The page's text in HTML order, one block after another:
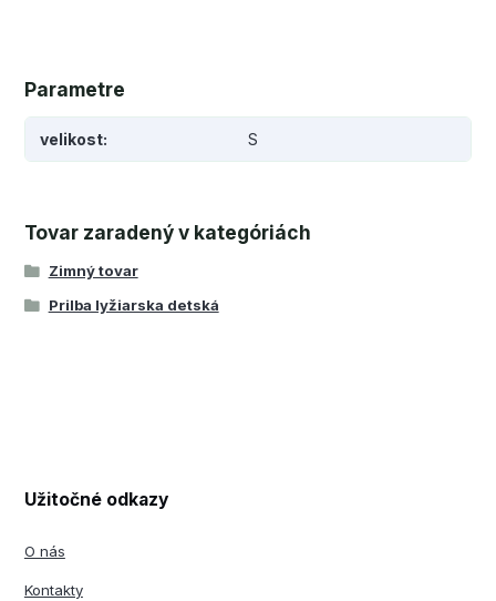
Parametre
velikost S
Tovar zaradený v kategóriách
Zimný tovar
Prilba lyžiarska detská
Užitočné odkazy
O nás
Kontakty